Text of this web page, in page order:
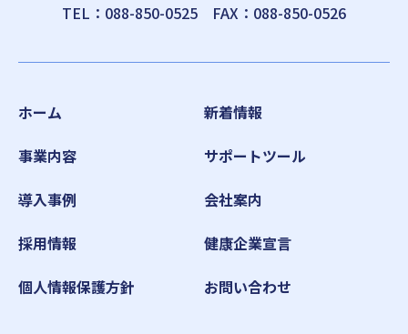
TEL： 088-850-0525 FAX：088-850-0526
ホーム
新着情報
事業内容
サポートツール
導入事例
会社案内
採用情報
健康企業宣言
個人情報保護方針
お問い合わせ